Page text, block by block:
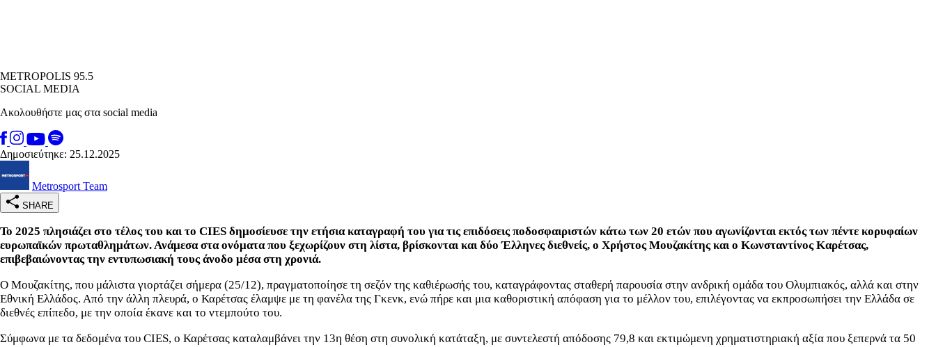
METROPOLIS 95.5
SOCIAL MEDIA
Ακολουθήστε μας στα social media
Δημοσιεύτηκε: 25.12.2025
Metrosport Team
SHARE
Το 2025 πλησιάζει στο τέλος του και το CIES δημοσίευσε την ετήσια καταγραφή του για τις επιδόσεις ποδοσφαιριστών κάτω των 20 ετών που αγωνίζονται εκτός των πέντε κορυφαίων
ευρωπαϊκών πρωταθλημάτων. Ανάμεσα στα ονόματα που ξεχωρίζουν στη λίστα, βρίσκονται και δύο Έλληνες διεθνείς, ο Χρήστος Μουζακίτης και ο Κωνσταντίνος Καρέτσας,
επιβεβαιώνοντας την εντυπωσιακή τους άνοδο μέσα στη χρονιά.
Ο Μουζακίτης, που μάλιστα γιορτάζει σήμερα (25/12), πραγματοποίησε τη σεζόν της καθιέρωσής του, καταγράφοντας σταθερή παρουσία στην ανδρική ομάδα του Ολυμπιακός, αλλά και στην
Εθνική Ελλάδος. Από την άλλη πλευρά, ο Καρέτσας έλαμψε με τη φανέλα της Γκενκ, ενώ πήρε και μια καθοριστική απόφαση για το μέλλον του, επιλέγοντας να εκπροσωπήσει την Ελλάδα σε
διεθνές επίπεδο, με την οποία έκανε και το ντεμπούτο του.
Σύμφωνα με τα δεδομένα του CIES, ο Καρέτσας καταλαμβάνει την 13η θέση στη συνολική κατάταξη, με συντελεστή απόδοσης 79,8 και εκτιμώμενη χρηματιστηριακή αξία που ξεπερνά τα 50